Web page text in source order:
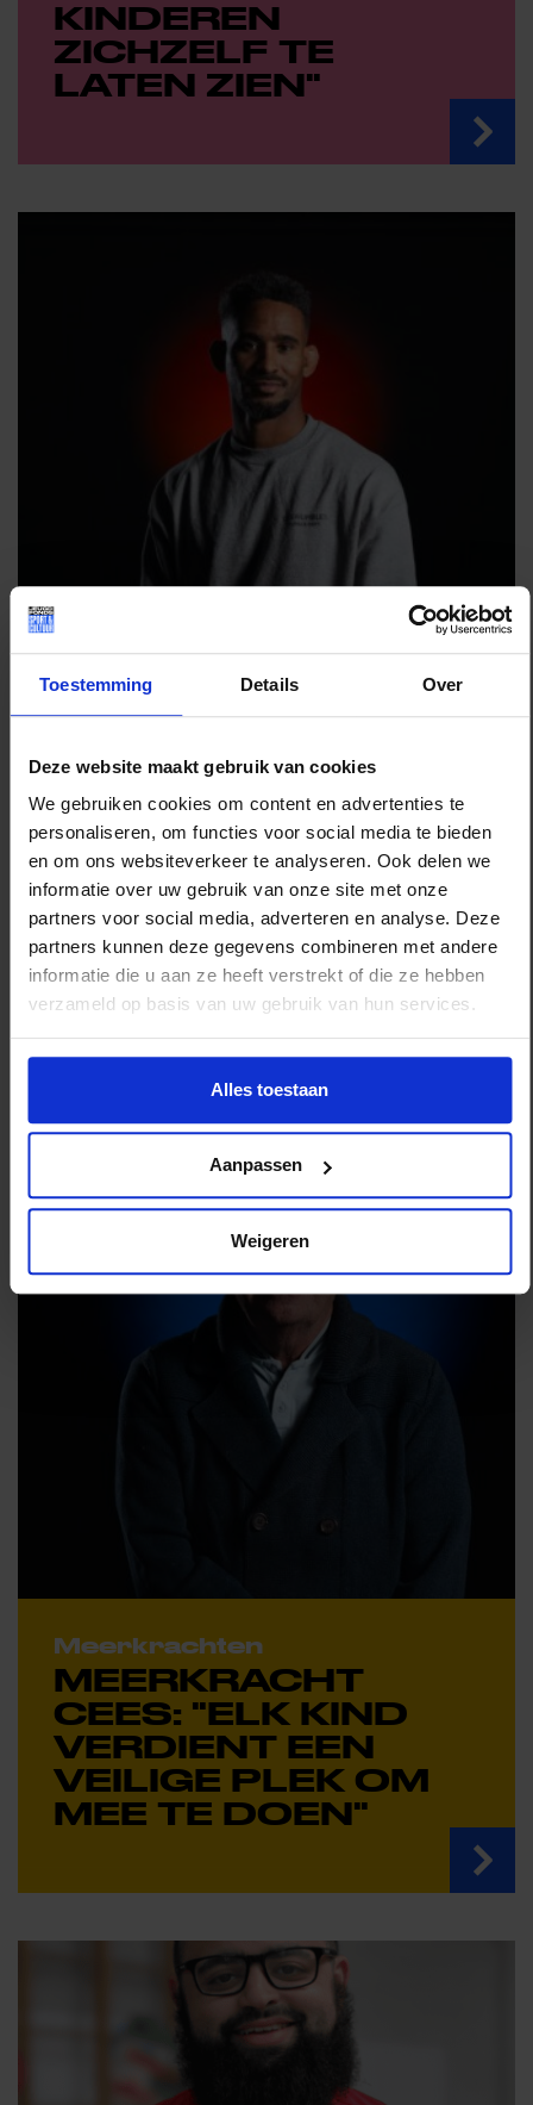
Toestemming Details Over
Deze website maakt gebruik van cookies
We gebruiken cookies om content en advertenties te
personaliseren, om functies voor social media te bieden
en om ons websiteverkeer te analyseren. Ook delen we
informatie over uw gebruik van onze site met onze
partners voor social media, adverteren en analyse. Deze
partners kunnen deze gegevens combineren met andere
informatie die u aan ze heeft verstrekt of die ze hebben
verzameld op basis van uw gebruik van hun services.
Alles toestaan
Aanpassen
Weigeren
KINDEREN
ZICHZELF TE
LATEN ZIEN"
Ambassadeurs
AMBASSADEUR
PIETER: "IK GEEF
KINDEREN HOOP
EN ZORG ERVOOR
DAT ZE ERBIJ
HOREN"
Meerkrachten
MEERKRACHT
CEES: "ELK KIND
VERDIENT EEN
VEILIGE PLEK OM
MEE TE DOEN"